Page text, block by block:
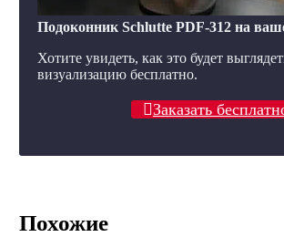
Подоконник Schlutte PDF-312 на
Хотите увидеть, как это будет
визуализацию бесплатно.
Заказать
Похожие